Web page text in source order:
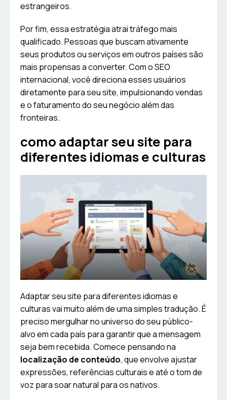
estrangeiros.
Por fim, essa estratégia atrai tráfego mais
qualificado. Pessoas que buscam ativamente
seus produtos ou serviços em outros países são
mais propensas a converter. Com o SEO
internacional, você direciona esses usuários
diretamente para seu site, impulsionando vendas
e o faturamento do seu negócio além das
fronteiras.
como adaptar seu site para
diferentes idiomas e culturas
Adaptar seu site para diferentes idiomas e
culturas vai muito além de uma simples tradução. É
preciso mergulhar no universo do seu público-
alvo em cada país para garantir que a mensagem
seja bem recebida. Comece pensando na
localização de conteúdo, que envolve ajustar
expressões, referências culturais e até o tom de
voz para soar natural para os nativos.